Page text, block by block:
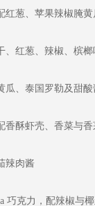
葱、苹果辣椒腌黄
红葱、辣椒、槟榔
、泰国罗勒及甜酸
酥虾壳、香菜与香
辣肉酱
克力，配辣椒与椰